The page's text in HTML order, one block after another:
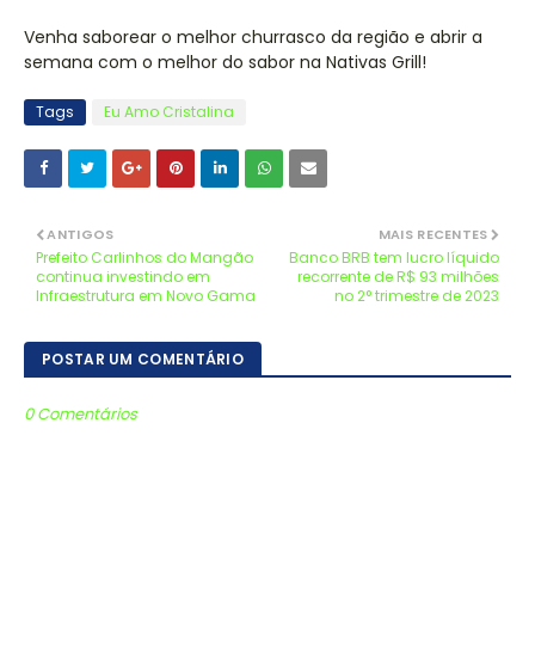
Venha saborear o melhor churrasco da região e abrir a
semana com o melhor do sabor na Nativas Grill!
Tags Eu Amo Cristalina
MAIS RECENTES
Banco BRB tem lucro líquido
recorrente de R$ 93 milhões
no 2° trimestre de 2023
ANTIGOS
Prefeito Carlinhos do Mangão
continua investindo em
Infraestrutura em Novo Gama
POSTAR UM COMENTÁRIO
0 Comentários